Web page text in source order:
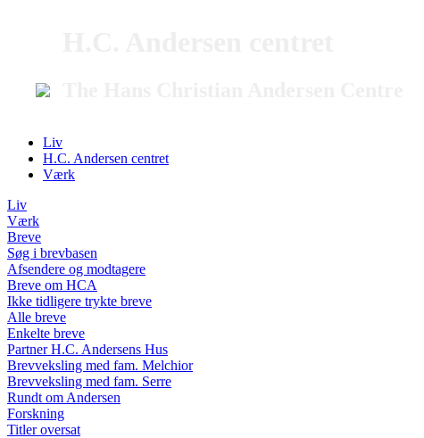
Liv
H.C. Andersen centret
Værk
Liv
Værk
Breve
Søg i brevbasen
Afsendere og modtagere
Breve om HCA
Ikke tidligere trykte breve
Alle breve
Enkelte breve
Partner H.C. Andersens Hus
Brevveksling med fam. Melchior
Brevveksling med fam. Serre
Rundt om Andersen
Forskning
Titler oversat